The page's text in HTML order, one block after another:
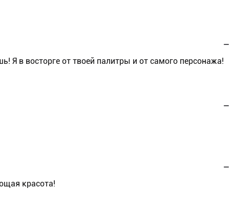
Я в восторге от твоей палитры и от самого персонажа!
красота!